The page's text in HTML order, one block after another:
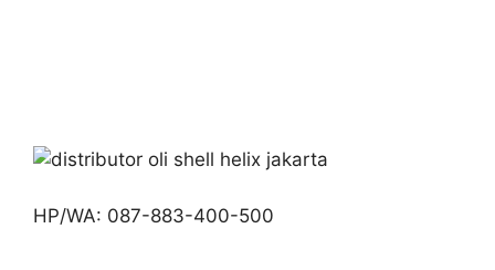
HP/WA: 087-883-400-500